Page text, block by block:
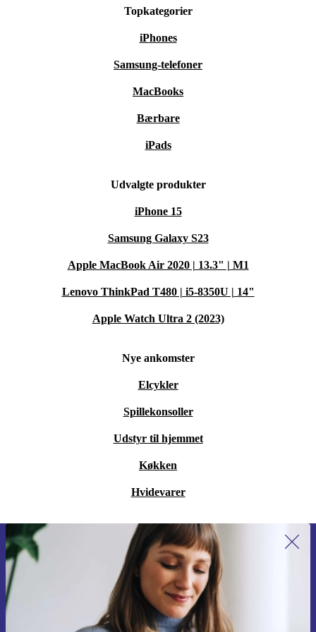
Topkategorier
iPhones
Samsung-telefoner
MacBooks
Bærbare
iPads
Udvalgte produkter
iPhone 15
Samsung Galaxy S23
Apple MacBook Air 2020 | 13.3" | M1
Lenovo ThinkPad T480 | i5-8350U | 14"
Apple Watch Ultra 2 (2023)
Nye ankomster
Elcykler
Spillekonsoller
Udstyr til hjemmet
Køkken
Hvidevarer
Tilmeld dig vores nyhedsbrev for
første gang og spar 115 kr!
Gå aldrig glip af et tilbud igen.